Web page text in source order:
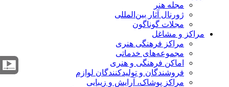
مجله هنر
ژورنال آثار بین‌المللی
مجلات گوناگون
مراکز و مشاغل
مراکز فرهنگی هنری
مجموعه‌های خدماتی
اماکن فرهنگی و هنری
فروشندگان و تولیدکنندگان لوازم
مراکز پوشاک، آرایش و زیبایی